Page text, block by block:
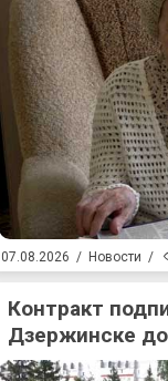
07.08.2026 / Новости /
Контракт
Дзержинске